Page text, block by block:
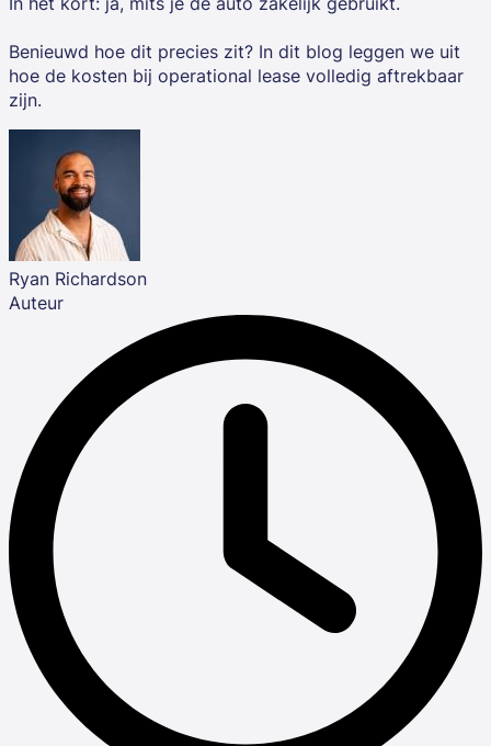
Benieuwd hoe dit precies zit? In dit blog leggen we uit
hoe de kosten bij operational lease volledig aftrekbaar
zijn.
Ryan Richardson
Auteur